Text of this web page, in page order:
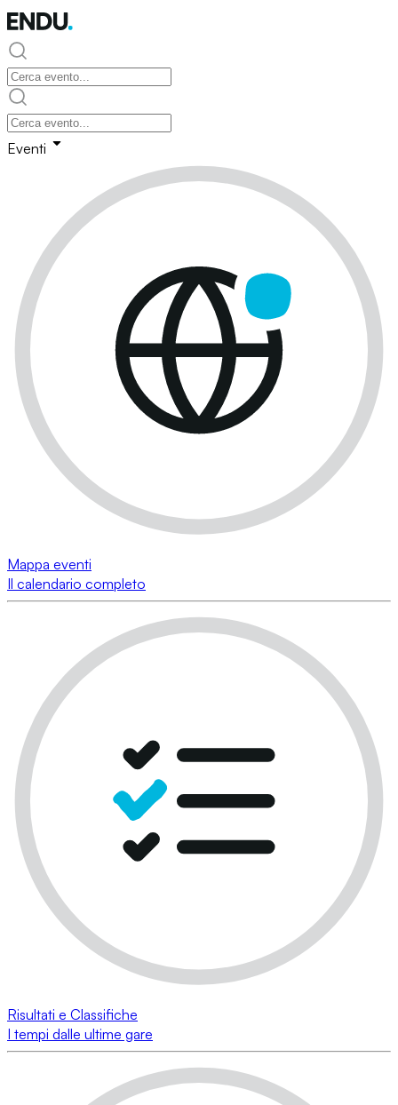
Eventi
Mappa eventi
Il calendario completo
Risultati e Classifiche
I tempi dalle ultime gare